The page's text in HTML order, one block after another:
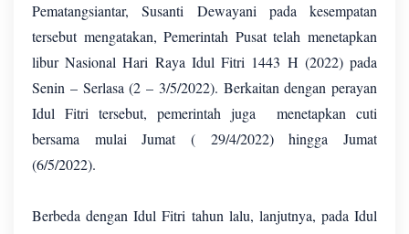
Pematangsiantar, Susanti Dewayani pada kesempatan
tersebut mengatakan, Pemerintah Pusat telah menetapkan
libur Nasional Hari Raya Idul Fitri 1443 H (2022) pada
Senin – Serlasa (2 – 3/5/2022). Berkaitan dengan perayan
Idul Fitri tersebut, pemerintah juga menetapkan cuti
bersama mulai Jumat ( 29/4/2022) hingga Jumat
(6/5/2022).
Berbeda dengan Idul Fitri tahun lalu, lanjutnya, pada Idul